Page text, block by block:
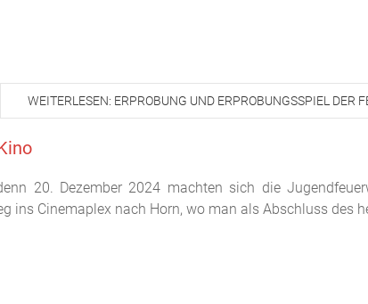
WEITERLESEN: ERPROBUNG UND ERPROBUNGSSPIEL DER
20. Dezember 2024 machten sich die
ins Cinemaplex nach Horn, wo man als Abschluss des